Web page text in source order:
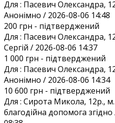
Для : Пасевич Олександра,
Анонiмно / 2026-08-06 14:48
200 грн - підтверджений
Для : Пасевич Олександра,
Сергій / 2026-08-06 14:37
1 000 грн - підтверджений
Для : Пасевич Олександра,
Анонiмно / 2026-08-06 14:34
10 600 грн - підтверджений
Для : Сирота Микола, 12р.,
благодійна допомога